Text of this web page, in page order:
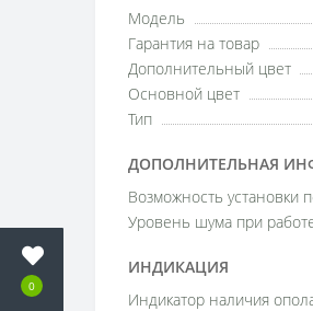
0
Модель
Гарантия на товар
Дополнительный цвет
Основной цвет
Тип
ДОПОЛНИТЕЛЬНАЯ
Возможность установки
Уровень шума при
ИНДИКАЦИЯ
Индикатор наличия